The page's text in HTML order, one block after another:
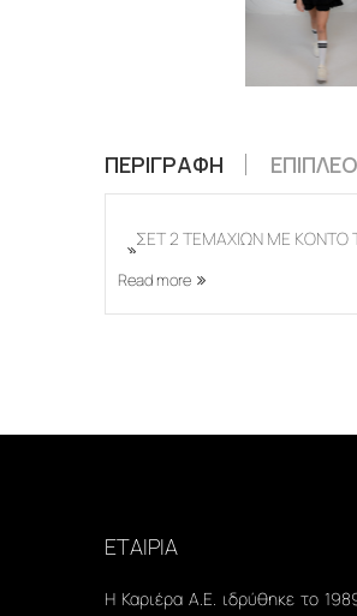
ΠΕΡΙΓΡΑΦΉ
ΣΕΤ 2 ΤΕΜΑΧΙΩΝ ΜΕ ΚΟΝΤΟ
Read more
ΕΤΑΙΡΙΑ
Η Καριέρα Α.Ε. ιδρύθηκε το